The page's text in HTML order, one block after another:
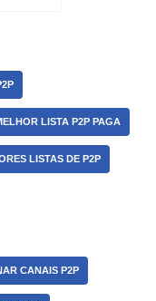
LISTA P2P PAGA
LISTAS DE P2P
CANAIS P2P